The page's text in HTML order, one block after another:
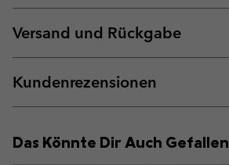
Versand und Rückgabe
Kundenrezensionen
Das Könnte Dir Auch Gefallen